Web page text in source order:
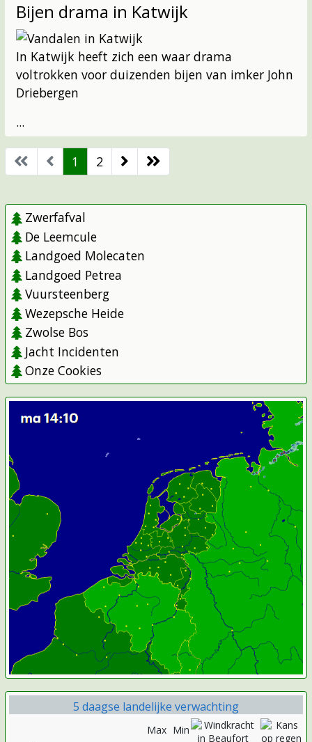
Bijen drama in Katwijk
In Katwijk heeft zich een waar drama
voltrokken voor duizenden bijen van imker John
Driebergen
...
1 2
Zwerfafval
De Leemcule
Landgoed Molecaten
Landgoed Petrea
Vuursteenberg
Wezepsche Heide
Zwolse Bos
Jacht Incidenten
Onze Cookies
5 daagse landelijke verwachting
Max Min